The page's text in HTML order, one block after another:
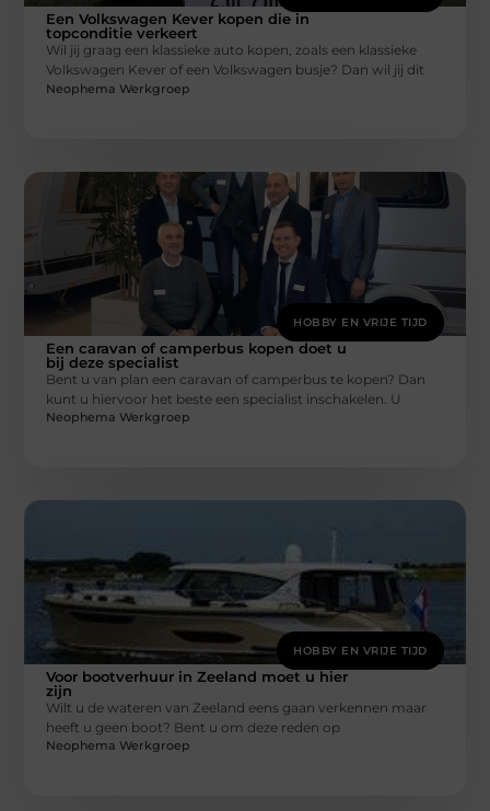
Een Volkswagen Kever kopen die in
topconditie verkeert
Wil jij graag een klassieke auto kopen, zoals een klassieke
Volkswagen Kever of een Volkswagen busje? Dan wil jij dit
Neophema Werkgroep
HOBBY EN VRIJE TIJD
Een caravan of camperbus kopen doet u
bij deze specialist
Bent u van plan een caravan of camperbus te kopen? Dan
kunt u hiervoor het beste een specialist inschakelen. U
Neophema Werkgroep
HOBBY EN VRIJE TIJD
Voor bootverhuur in Zeeland moet u hier
zijn
Wilt u de wateren van Zeeland eens gaan verkennen maar
heeft u geen boot? Bent u om deze reden op
Neophema Werkgroep